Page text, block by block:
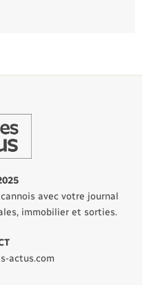
avec votre journal
immobilier et sorties.
actus.com